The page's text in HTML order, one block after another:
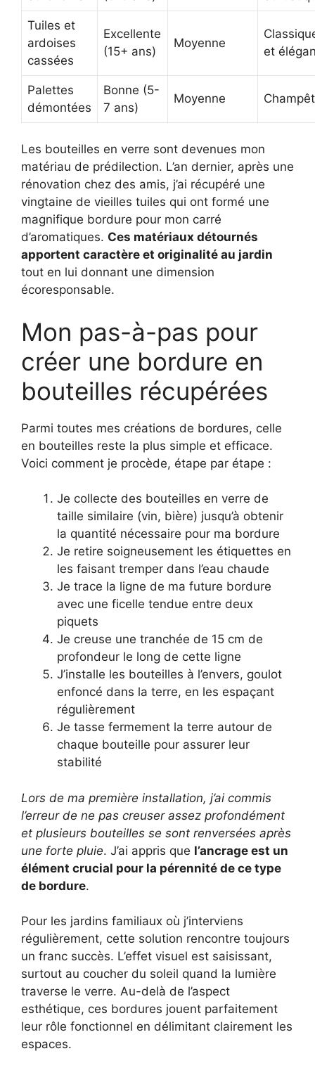
Tuiles et
ardoises
cassées
Excellente
(15+ ans)
Moyenne
et
Palettes
démontées
Bonne (5-
7 ans)
Moyenne
Les bouteilles en verre sont devenues mon
matériau de prédilection. L’an dernier, après une
rénovation chez des amis, j’ai récupéré une
vingtaine de vieilles tuiles qui ont formé une
magnifique bordure pour mon carré
d’aromatiques. Ces matériaux détournés
apportent caractère et originalité au jardin
tout en lui donnant une dimension
écoresponsable.
Mon pas-à-pas pour
créer une bordure en
bouteilles récupérées
Parmi toutes mes créations de bordures, celle
en bouteilles reste la plus simple et efficace.
Voici comment je procède, étape par étape :
Je collecte des bouteilles en verre de
taille similaire (vin, bière) jusqu’à obtenir
la quantité nécessaire pour ma bordure
Je retire soigneusement les étiquettes en
les faisant tremper dans l’eau chaude
Je trace la ligne de ma future bordure
avec une ficelle tendue entre deux
piquets
Je creuse une tranchée de 15 cm de
profondeur le long de cette ligne
J’installe les bouteilles à l’envers, goulot
enfoncé dans la terre, en les espaçant
régulièrement
Je tasse fermement la terre autour de
chaque bouteille pour assurer leur
stabilité
Lors de ma première installation, j’ai commis
l’erreur de ne pas creuser assez profondément
et plusieurs bouteilles se sont renversées après
une forte pluie. J’ai appris que l’ancrage est un
élément crucial pour la pérennité de ce type
de bordure.
Pour les jardins familiaux où j’interviens
régulièrement, cette solution rencontre toujours
un franc succès. L’effet visuel est saisissant,
surtout au coucher du soleil quand la lumière
traverse le verre. Au-delà de l’aspect
esthétique, ces bordures jouent parfaitement
leur rôle fonctionnel en délimitant clairement les
espaces.